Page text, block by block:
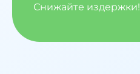
Снижайте издержки!